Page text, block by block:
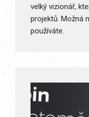
velký vizionář,
projektů. Možná
používáte.